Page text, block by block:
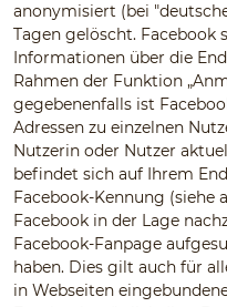
anonymisiert (bei
Tagen gelöscht. Facebook
Informationen über die
Rahmen der Funktion
gegebenenfalls ist
Adressen zu einzelnen
Nutzerin oder Nutzer
befindet sich auf Ihrem
Facebook-Kennung (siehe
Facebook in der Lage
Facebook-Fanpage
haben. Dies gilt auch für
in Webseiten